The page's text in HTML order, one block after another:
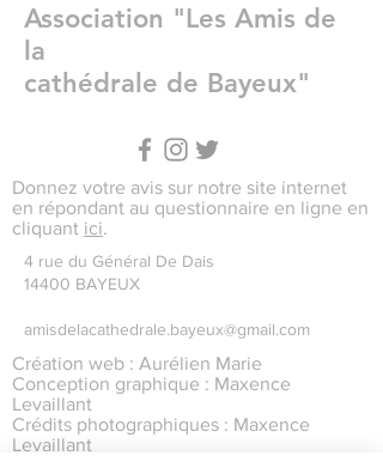
Association "Les Amis de
la
cathédrale de Bayeux"
Donnez votre avis sur notre site internet
en répondant au questionnaire en ligne en
cliquant ici.
4 rue du Général De Dais
14400 BAYEUX
amisdelacathedrale.bayeux@gmail.com
Création web : Aurélien Marie
Conception graphique : Maxence
Levaillant
Crédits photographiques : Maxence
Levaillant